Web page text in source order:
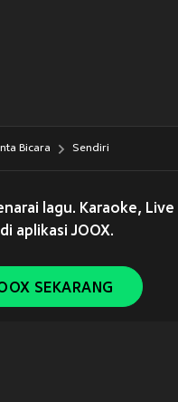
Bicara Sendiri
lagu. Karaoke, Live
aplikasi JOOX.
SEKARANG